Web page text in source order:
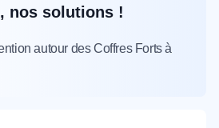
nos solutions !
autour des Coffres Forts à